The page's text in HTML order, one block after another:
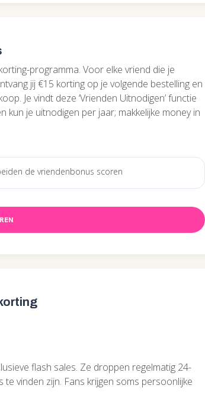
programma. Voor elke vriend die je
jij €15 korting op je volgende bestelling en
Je vindt deze ‘Vrienden Uitnodigen’ functie
kun je uitnodigen per jaar; makkelijke money in
flash sales. Ze droppen regelmatig 24-
te vinden zijn. Fans krijgen soms persoonlijke